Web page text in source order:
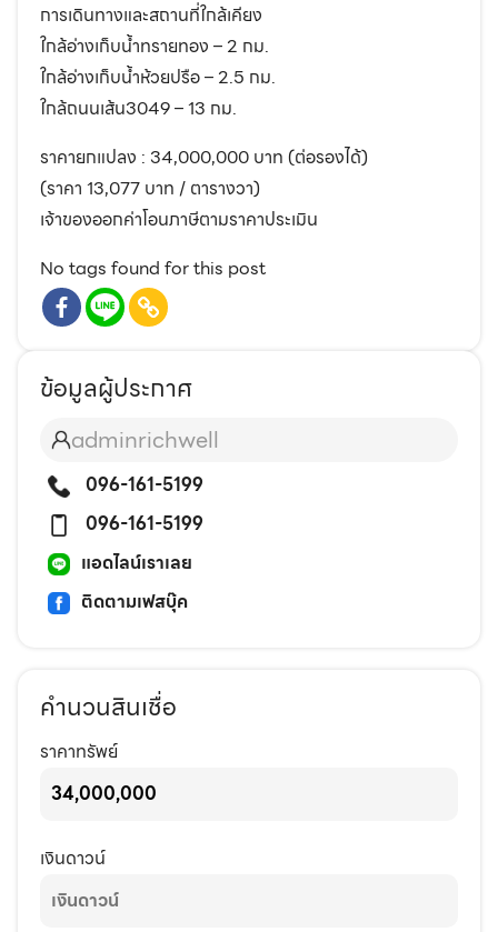
การเดินทางและสถานที่ใกล้เคียง
ใกล้อ่างเก็บน้ำทรายทอง – 2 กม.
ใกล้อ่างเก็บน้ำห้วยปรือ – 2.5 กม.
ใกล้ถนนเส้น3049 – 13 กม.
ราคายกแปลง : 34,000,000 บาท (ต่อรองได้)
(ราคา 13,077 บาท / ตารางวา)
เจ้าของออกค่าโอนภาษีตามราคาประเมิน
No tags found for this post
ข้อมูลผู้ประกาศ
adminrichwell
096-161-5199
096-161-5199
แอดไลน์เราเลย
ติดตามเฟสบุ๊ค
คำนวนสินเชื่อ
ราคาทรัพย์
เงินดาวน์